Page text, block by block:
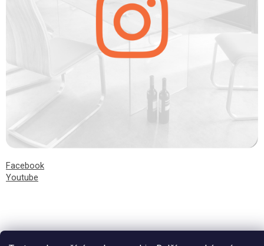
Facebook
Youtube
Vytvořil Shoptet